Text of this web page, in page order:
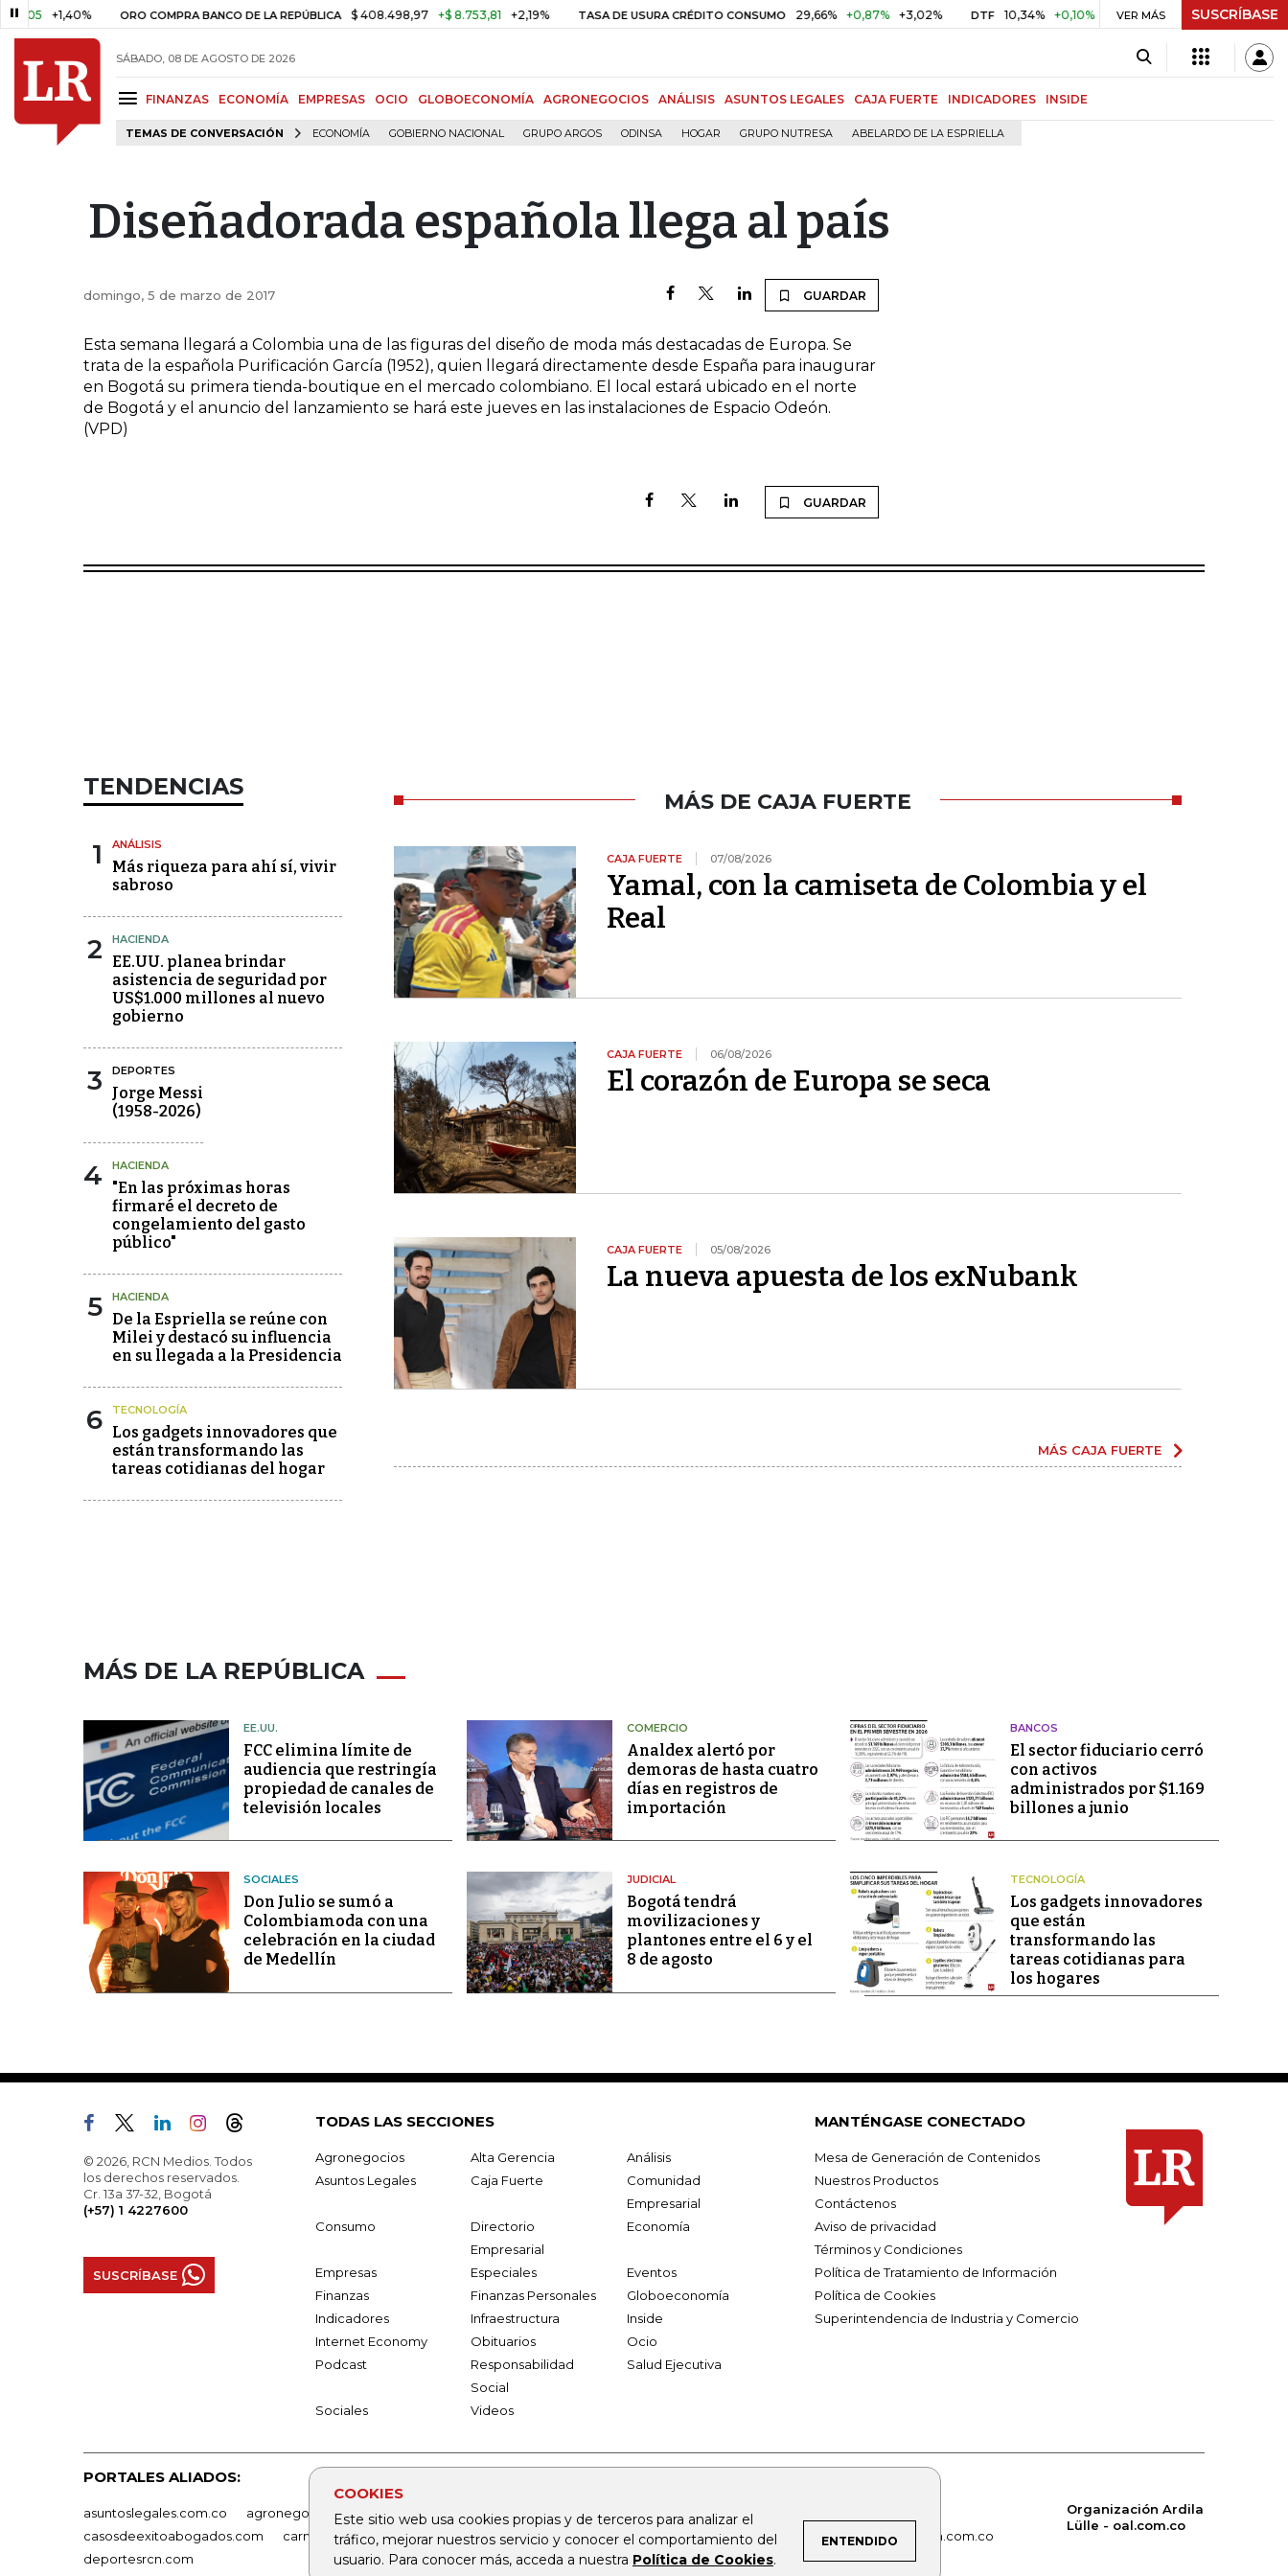
+1,40% ORO COMPRA BANCO DE LA REPÚBLICA $ 408.498,97 +$ 8.753,81 +2,19% TASA DE USURA CRÉDITO CONSUMO 29,66% +0,87% +3,02% DTF 10,34% +0,10% +0,98% UVR $ 416,96 +$ 0,05
VER MÁS SUSCRÍBASE
SÁBADO, 08 DE AGOSTO DE 2026
FINANZAS ECONOMÍA EMPRESAS OCIO GLOBOECONOMÍA AGRONEGOCIOS ANÁLISIS ASUNTOS LEGALES CAJA FUERTE INDICADORES INSIDE
TEMAS DE CONVERSACIÓN ECONOMÍA GOBIERNO NACIONAL GRUPO ARGOS ODINSA HOGAR GRUPO NUTRESA ABELARDO DE LA ESPRIELLA
COOKIES
Este sitio web usa cookies propias y de terceros para analizar el
tráfico, mejorar nuestros servicio y conocer el comportamiento del
usuario. Para conocer más, acceda a nuestra Política de Cookies.
ENTENDIDO
Diseñadorada española llega al país
domingo, 5 de marzo de 2017 GUARDAR
Esta semana llegará a Colombia una de las figuras del diseño de moda más destacadas de Europa. Se
trata de la española Purificación García (1952), quien llegará directamente desde España para inaugurar
en Bogotá su primera tienda-boutique en el mercado colombiano. El local estará ubicado en el norte
de Bogotá y el anuncio del lanzamiento se hará este jueves en las instalaciones de Espacio Odeón.
(VPD)
GUARDAR
TENDENCIAS
1 ANÁLISIS
Más riqueza para ahí sí, vivir
sabroso
2 HACIENDA
EE.UU. planea brindar
asistencia de seguridad por
US$1.000 millones al nuevo
gobierno
3 DEPORTES
Jorge Messi
(1958-2026)
4 HACIENDA
"En las próximas horas
firmaré el decreto de
congelamiento del gasto
público"
5 HACIENDA
De la Espriella se reúne con
Milei y destacó su influencia
en su llegada a la Presidencia
6 TECNOLOGÍA
Los gadgets innovadores que
están transformando las
tareas cotidianas del hogar
MÁS DE CAJA FUERTE
CAJA FUERTE 07/08/2026
Yamal, con la camiseta de Colombia y el
Real
CAJA FUERTE 06/08/2026
El corazón de Europa se seca
CAJA FUERTE 05/08/2026
La nueva apuesta de los exNubank
MÁS CAJA FUERTE
MÁS DE LA REPÚBLICA
EE.UU.
FCC elimina límite de
audiencia que restringía
propiedad de canales de
televisión locales
COMERCIO
Analdex alertó por
demoras de hasta cuatro
días en registros de
importación
BANCOS
El sector fiduciario cerró
con activos
administrados por $1.169
billones a junio
SOCIALES
Don Julio se sumó a
Colombiamoda con una
celebración en la ciudad
de Medellín
JUDICIAL
Bogotá tendrá
movilizaciones y
plantones entre el 6 y el
8 de agosto
TECNOLOGÍA
Los gadgets innovadores
que están
transformando las
tareas cotidianas para
los hogares
© 2026, RCN Medios. Todos
los derechos reservados.
Cr. 13a 37-32, Bogotá
(+57) 1 4227600
SUSCRÍBASE
TODAS LAS SECCIONES
Agronegocios Alta Gerencia
Análisis
Asuntos Legales
Caja Fuerte
Comunidad
Empresarial
Consumo
Directorio
Empresarial
Economía
Empresas Especiales
Eventos
Finanzas
Finanzas Personales
Globoeconomía
Indicadores
Infraestructura
Inside
Internet Economy
Obituarios
Ocio
Podcast
Responsabilidad
Social
Salud Ejecutiva
Sociales Videos
MANTÉNGASE CONECTADO
Mesa de Generación de Contenidos
Nuestros Productos
Contáctenos
Aviso de privacidad
Términos y Condiciones
Política de Tratamiento de Información
Política de Cookies
Superintendencia de Industria y Comercio
PORTALES ALIADOS:
asuntoslegales.com.co agronegocios.co empresas.larepublica.co firmasdeabogados.com
bolsaencolombia.com
casosdeexitoabogados.com
carnavalindustriacultural.com canalrcn.com rcnradio.com noticiasrcn.com lafm.com.co
alerta.com.co
deportesrcn.com
Organización Ardila
Lülle - oal.com.co